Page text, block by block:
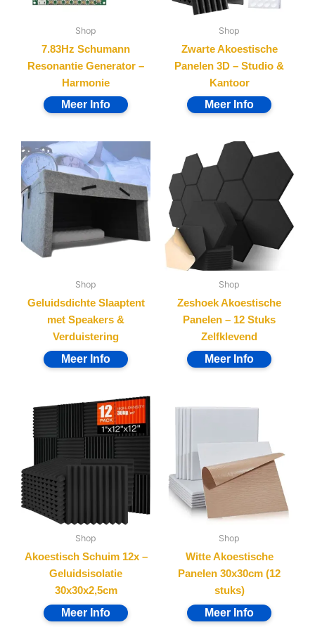
Shop
7.83Hz Schumann
Resonantie Generator –
Harmonie
Shop
Zwarte Akoestische
Panelen 3D – Studio &
Kantoor
Shop
Geluidsdichte Slaaptent
met Speakers &
Verduistering
Shop
Zeshoek Akoestische
Panelen – 12 Stuks
Zelfklevend
Shop
Akoestisch Schuim 12x –
Geluidsisolatie
30x30x2,5cm
Shop
Witte Akoestische
Panelen 30x30cm (12
stuks)